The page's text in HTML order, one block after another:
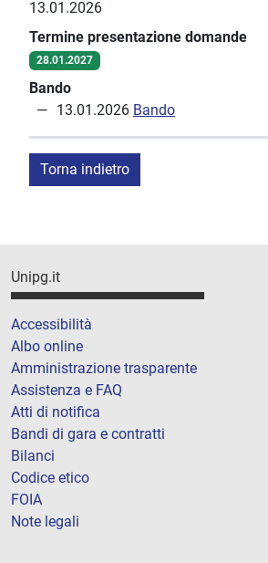
13.01.2026
Termine presentazione domande
28.01.2027
Bando
13.01.2026 Bando
Torna indietro
Unipg.it
Accessibilità
Albo online
Amministrazione trasparente
Assistenza e FAQ
Atti di notifica
Bandi di gara e contratti
Bilanci
Codice etico
FOIA
Note legali